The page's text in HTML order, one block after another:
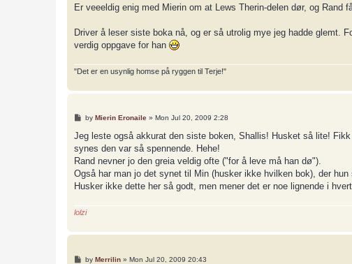
s
Er veeeldig enig med Mierin om at Lews Therin-delen dør, og Rand
Driver å leser siste boka nå, og er så utrolig mye jeg hadde glemt.
verdig oppgave for han
"Det er en usynlig homse på ryggen til Terje!"
P
s
by Mierin Eronaile» Mon Jul 20, 2009 2:28
Jeg leste også akkurat den siste boken, Shallis! Husket så lite!
synes den var så spennende. Hehe!
Rand nevner jo den greia veldig ofte ("for å leve må han dø").
Også har man jo det synet til Min (husker ikke hvilken bok), der
Husker ikke dette her så godt, men mener det er noe lignende i
lolzi
Pby Merrilin» Mon Jul 20, 2009 20:43